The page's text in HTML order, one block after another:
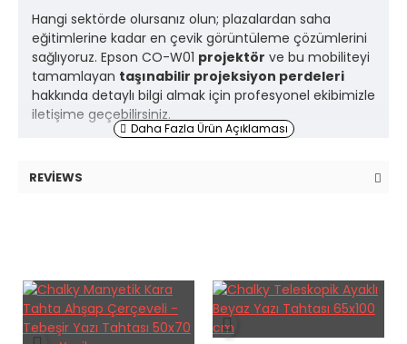
Hangi sektörde olursanız olun; plazalardan saha
eğitimlerine kadar en çevik görüntüleme çözümlerini
sağlıyoruz. Epson CO-W01 projektör ve bu mobiliteyi
tamamlayan taşınabilir projeksiyon perdeleri
hakkında detaylı bilgi almak için profesyonel ekibimizle
iletişime geçebilirsiniz.
REVIEWS